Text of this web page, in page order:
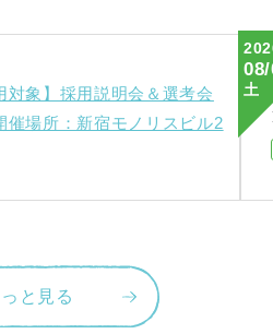
対象】採用説明会＆選考会
催場所：新宿モノリスビル2
土
と見る